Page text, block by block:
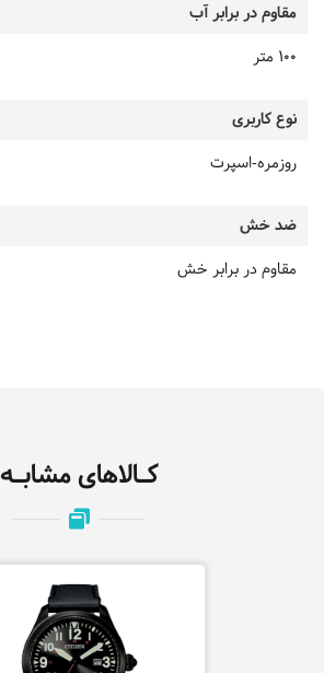
مقاوم در برابر آب
100 متر
نوع کاربری
روزمره-اسپرت
ضد خش
مقاوم در برابر خش
کـالاهای مشابـه